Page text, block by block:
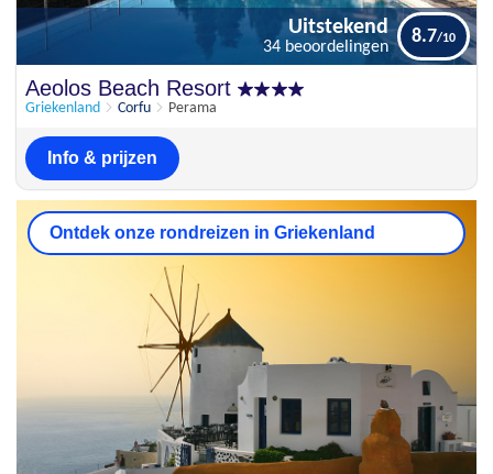
Uitstekend
Aeolos Beach Resort
Griekenland Corfu Perama
Uitstekend
34 beoordelingen
8.7
Info & prijzen
Ontdek onze rondreizen in Griekenland